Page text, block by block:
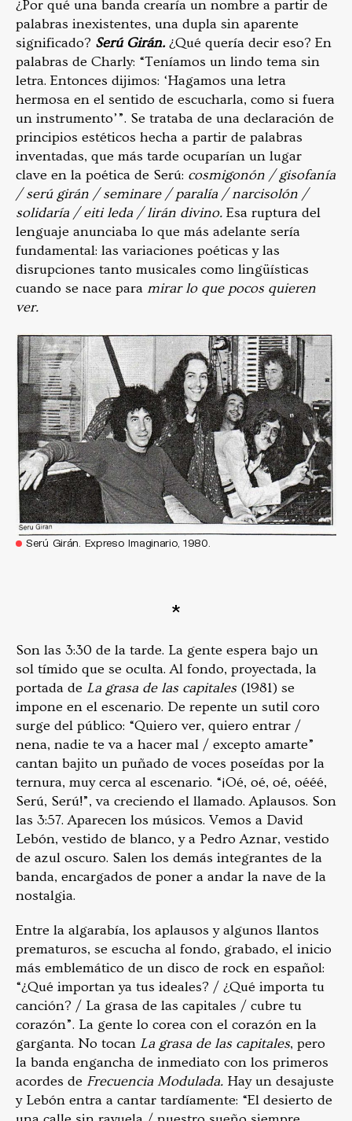
¿Por qué una banda crearía un nombre a partir de
palabras inexistentes, una dupla sin aparente
significado? Serú Girán.¿Qué quería decir eso? En
palabras de Charly: “Teníamos un lindo tema sin
letra. Entonces dijimos: ‘Hagamos una letra
hermosa en el sentido de escucharla, como si fuera
un instrumento’”. Se trataba de una declaración de
principios estéticos hecha a partir de palabras
inventadas, que más tarde ocuparían un lugar
clave en la poética de Serú: cosmigonón / gisofanía
/ serú girán / seminare / paralía / narcisolón /
solidaría / eiti leda / lirán divino. Esa ruptura del
lenguaje anunciaba lo que más adelante sería
fundamental: las variaciones poéticas y las
disrupciones tanto musicales como lingüísticas
cuando se nace para mirar lo que pocos quieren
ver.
Serú Girán. Expreso Imaginario, 1980.
*
Son las 3:30 de la tarde. La gente espera bajo un
sol tímido que se oculta. Al fondo, proyectada, la
portada de La grasa de las capitales (1981) se
impone en el escenario. De repente un sutil coro
surge del público: “Quiero ver, quiero entrar /
nena, nadie te va a hacer mal / excepto amarte”
cantan bajito un puñado de voces poseídas por la
ternura, muy cerca al escenario. “¡Oé, oé, oé, oééé,
Serú, Serú!”, va creciendo el llamado. Aplausos. Son
las 3:57. Aparecen los músicos. Vemos a David
Lebón, vestido de blanco, y a Pedro Aznar, vestido
de azul oscuro. Salen los demás integrantes de la
banda, encargados de poner a andar la nave de la
nostalgia.
Entre la algarabía, los aplausos y algunos llantos
prematuros, se escucha al fondo, grabado, el inicio
más emblemático de un disco de rock en español:
“¿Qué importan ya tus ideales? / ¿Qué importa tu
canción? / La grasa de las capitales / cubre tu
corazón”. La gente lo corea con el corazón en la
garganta. No tocan La grasa de las capitales, pero
la banda engancha de inmediato con los primeros
acordes de Frecuencia Modulada. Hay un desajuste
y Lebón entra a cantar tardíamente: “El desierto de